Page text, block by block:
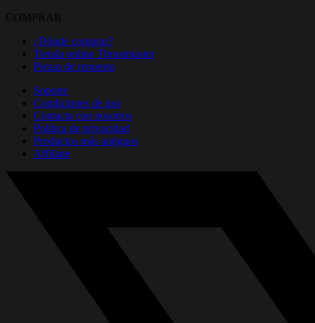
COMPRAR
¿Dónde comprar?
Tienda online Thrustmaster
Piezas de repuesto
Soporte
Condiciones de uso
Contacta con nosotros
Política de privacidad
Productos más antiguos
Affiliate